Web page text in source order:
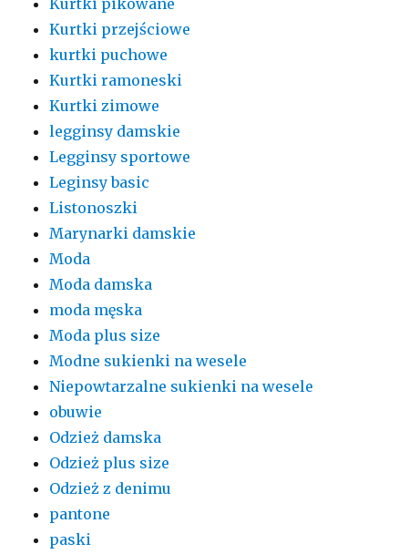
Kurtki pikowane
Kurtki przejściowe
kurtki puchowe
Kurtki ramoneski
Kurtki zimowe
legginsy damskie
Legginsy sportowe
Leginsy basic
Listonoszki
Marynarki damskie
Moda
Moda damska
moda męska
Moda plus size
Modne sukienki na wesele
Niepowtarzalne sukienki na wesele
obuwie
Odzież damska
Odzież plus size
Odzież z denimu
pantone
paski